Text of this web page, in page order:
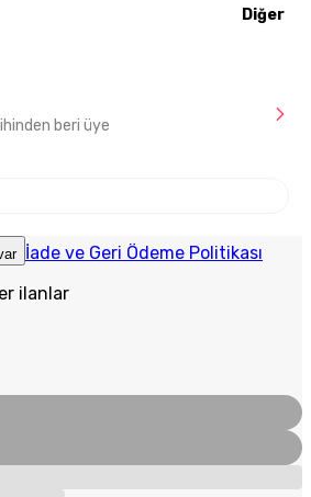
Diğer
beri üye
İade ve Geri Ödeme Politikası
ilanlar